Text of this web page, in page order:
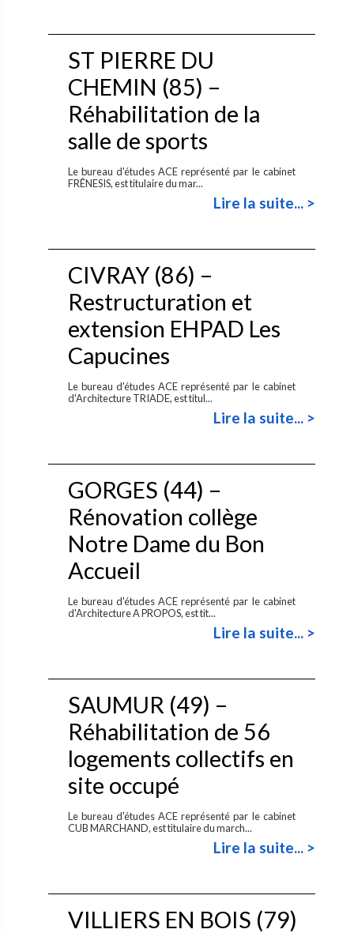
ST PIERRE DU
CHEMIN (85) –
Réhabilitation de la
salle de sports
Le bureau d'études ACE représenté par le cabinet
FRÊNESIS, est titulaire du mar...
Lire la suite... >
CIVRAY (86) –
Restructuration et
extension EHPAD Les
Capucines
Le bureau d'études ACE représenté par le cabinet
d'Architecture TRIADE, est titul...
Lire la suite... >
GORGES (44) –
Rénovation collège
Notre Dame du Bon
Accueil
Le bureau d'études ACE représenté par le cabinet
d'Architecture A PROPOS, est tit...
Lire la suite... >
SAUMUR (49) –
Réhabilitation de 56
logements collectifs en
site occupé
Le bureau d'études ACE représenté par le cabinet
CUB MARCHAND, est titulaire du march...
Lire la suite... >
VILLIERS EN BOIS (79)